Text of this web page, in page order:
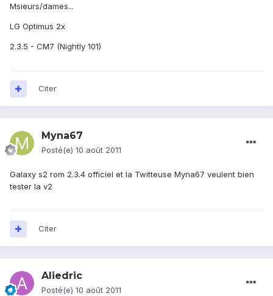
Msieurs/dames...
LG Optimus 2x
2.3.5 - CM7 (Nightly 101)
Citer
Myna67
Posté(e) 10 août 2011
Galaxy s2 rom 2.3.4 officiel et la Twitteuse Myna67 veulent bien
tester la v2
Citer
Aliedric
Posté(e) 10 août 2011